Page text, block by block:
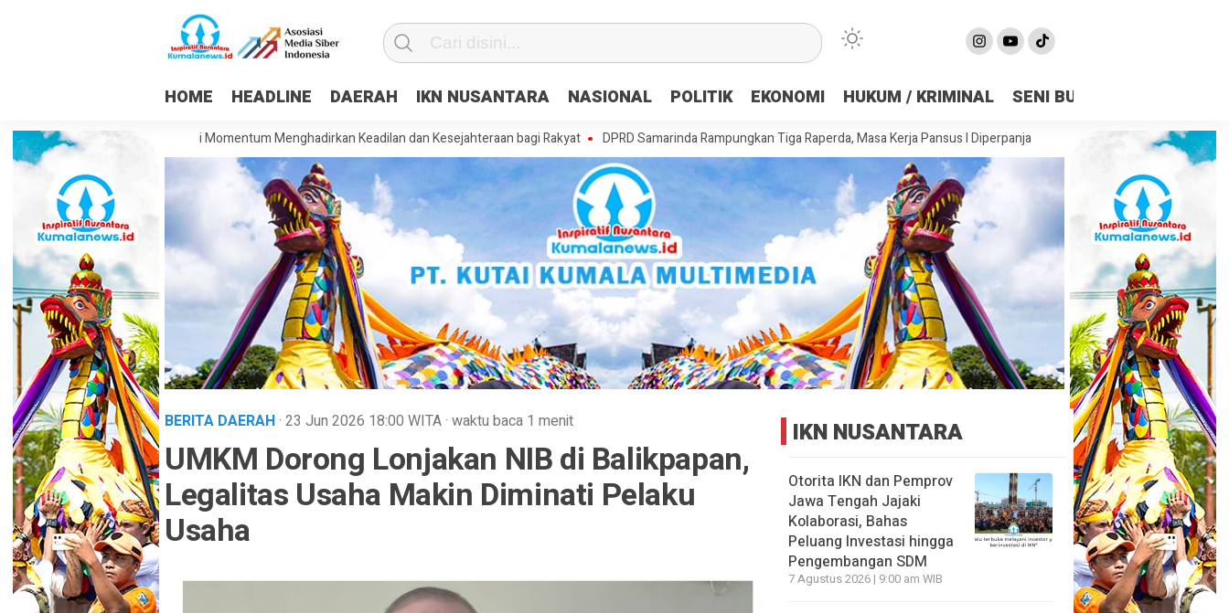
HOME HEADLINE DAERAH IKN NUSANTARA NASIONAL POLITIK EKONOMI HUKUM / KRIMINAL SENI BUDAYA
HUT ke-81 RI Harus Jadi Momentum Menghadirkan Keadilan dan Kesejahteraan bagi Rakyat DPRD Samarinda Rampungkan Tiga Raperda, Masa Kerja Pansus I Diperpanjang Demi Matangkan Substansi DPRD
BERITA DAERAH· 23 Jun 2026 18:00 WITA· waktu baca 1 menit
UMKM Dorong Lonjakan NIB di Balikpapan,
Legalitas Usaha Makin Diminati Pelaku
Usaha
IKN NUSANTARA
Otorita IKN dan Pemprov
Jawa Tengah Jajaki
Kolaborasi, Bahas
Peluang Investasi hingga
Pengembangan SDM
7 Agustus 2026 | 9:00 am WIB